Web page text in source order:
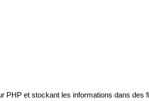
et stockant les informations dans des